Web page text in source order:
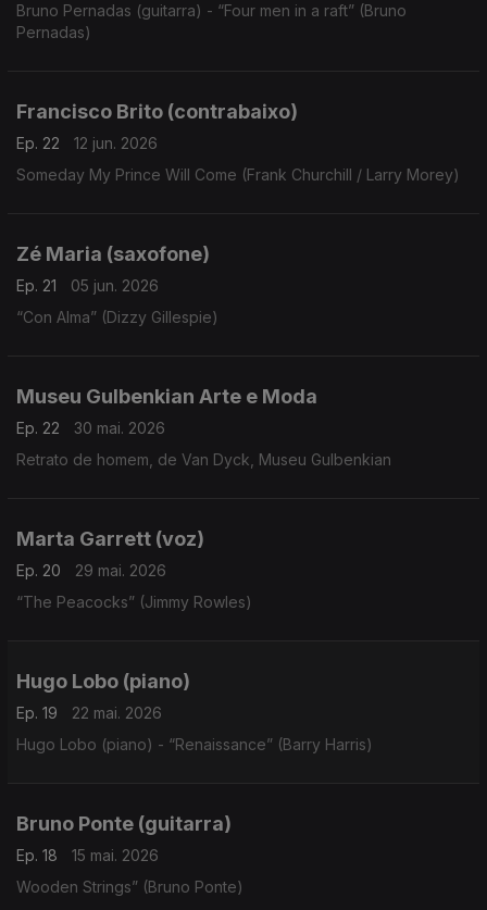
Bruno Pernadas (guitarra) - “Four men in a raft” (Bruno
Pernadas)
Francisco Brito (contrabaixo)
Ep. 22
12 jun. 2026
Someday My Prince Will Come (Frank Churchill / Larry Morey)
Zé Maria (saxofone)
Ep. 21
05 jun. 2026
“Con Alma” (Dizzy Gillespie)
Museu Gulbenkian Arte e Moda
Ep. 22
30 mai. 2026
Retrato de homem, de Van Dyck, Museu Gulbenkian
Marta Garrett (voz)
Ep. 20
29 mai. 2026
“The Peacocks” (Jimmy Rowles)
Hugo Lobo (piano)
Ep. 19
22 mai. 2026
Hugo Lobo (piano) - “Renaissance” (Barry Harris)
Bruno Ponte (guitarra)
Ep. 18
15 mai. 2026
Wooden Strings” (Bruno Ponte)